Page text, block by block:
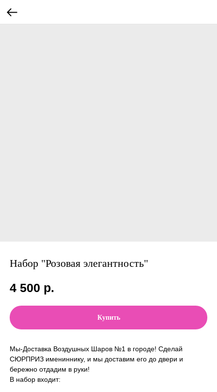
Набор "Розовая элегантность"
4 500 р.
Купить
Мы-Доставка Воздушных Шаров №1 в городе! Сделай
СЮРПРИЗ имениннику, и мы доставим его до двери и
бережно отдадим в руки!
В набор входит: